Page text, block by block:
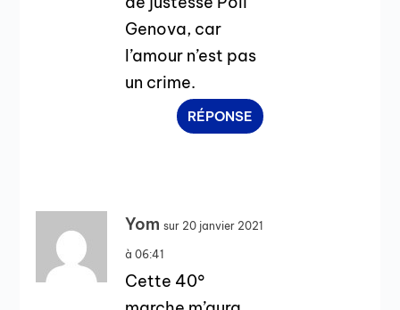
Genova, car
l’amour n’est pas
un crime.
RÉPONSE
Yom sur 20 janvier 2021
à 06:41
Cette 40°